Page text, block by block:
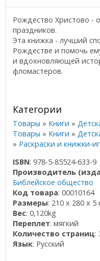
Рождество Христово -
праздников.
Эта книжка - лучший
Рождестве и помочь
и вдохновляющей
фломастеров.
Категории
Товары » Книги »
Товары » Книги »
» Раскраски и книжки-
ISBN: 978-5-85524-633-9
Производитель
Библейское общество
Код товара: 00010164
Размеры: 210 x 280 x 5
Вес: 0,120kg
Переплет: мягкий
Количество страниц:
Язык: Русский